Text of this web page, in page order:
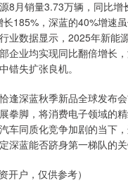
8月销量3.73万辆，同比增
185%，深蓝的40%增速
业数据显示，2025年新能
企业均实现同比翻倍增长
错失扩张良机。
逢深蓝秋季新品全球发布
拳脚，将消费电子领域的
车同质化竞争加剧的当下
深蓝能否跻身第一梯队的关
开户，仅供参考）